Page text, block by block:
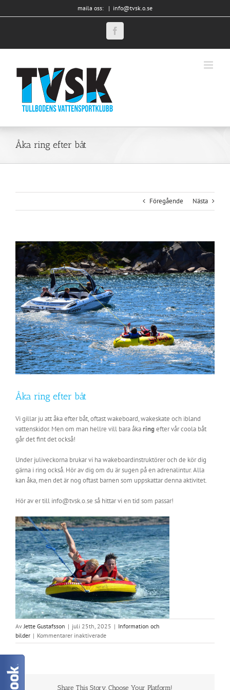
till
maila oss: | info@tvsk.o.se
Facebook
Åka ring efter båt
Föregående Nästa
Visa
större
bild
Åka ring efter båt
Vi gillar ju att åka efter båt, oftast wakeboard, wakeskate och ibland
vattenskidor. Men om man hellre vill bara åkaringefter vår coola båt
går det fint det också!
Under juliveckorna brukar vi ha wakeboardinstruktörer och de kör dig
gärna i ring också. Hör av dig om du är sugen på en adrenalintur. Alla
kan åka, men det är nog oftast barnen som uppskattar denna aktivitet.
Hör av er till info@tvsk.o.se så hittar vi en tid som passar!
Av Jette Gustafsson | juli 25th, 2025 | Information och
bilder | Kommentarer inaktiveradeför
Åka
Share This Story, Choose Your Platform!